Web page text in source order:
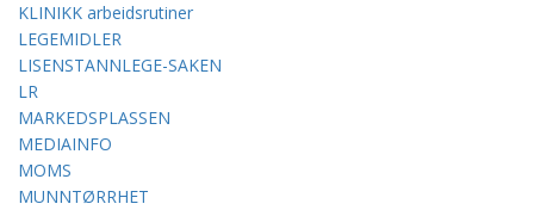
KLINIKK arbeidsrutiner
LEGEMIDLER
LISENSTANNLEGE-SAKEN
LR
MARKEDSPLASSEN
MEDIAINFO
MOMS
MUNNTØRRHET